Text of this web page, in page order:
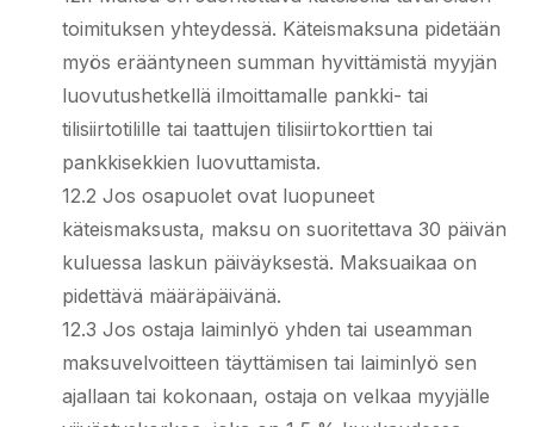
toimituksen yhteydessä. Käteismaksuna pidetään
myös erääntyneen summan hyvittämistä myyjän
luovutushetkellä ilmoittamalle pankki- tai
tilisiirtotilille tai taattujen tilisiirtokorttien tai
pankkisekkien luovuttamista.
12.2 Jos osapuolet ovat luopuneet
käteismaksusta, maksu on suoritettava 30 päivän
kuluessa laskun päiväyksestä. Maksuaikaa on
pidettävä määräpäivänä.
12.3 Jos ostaja laiminlyö yhden tai useamman
maksuvelvoitteen täyttämisen tai laiminlyö sen
ajallaan tai kokonaan, ostaja on velkaa myyjälle